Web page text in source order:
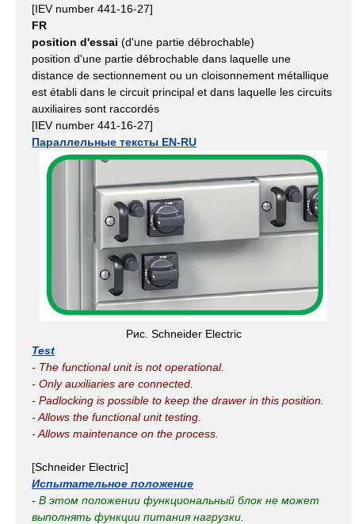
[IEV number 441-16-27]
FR
position d'essai (d'une partie débrochable)
position d'une partie débrochable dans laquelle une
distance de sectionnement ou un cloisonnement métallique
est établi dans le circuit principal et dans laquelle les circuits
auxiliaires sont raccordés
[IEV number 441-16-27]
Параллельные тексты EN-RU
Рис. Schneider Electric
Test
- The functional unit is not operational.
- Only auxiliaries are connected.
- Padlocking is possible to keep the drawer in this position.
- Allows the functional unit testing.
- Allows maintenance on the process.
[Schneider Electric]
Испытательное положение
- В этом положении функциональный блок не может
выполнять функции питания нагрузки.